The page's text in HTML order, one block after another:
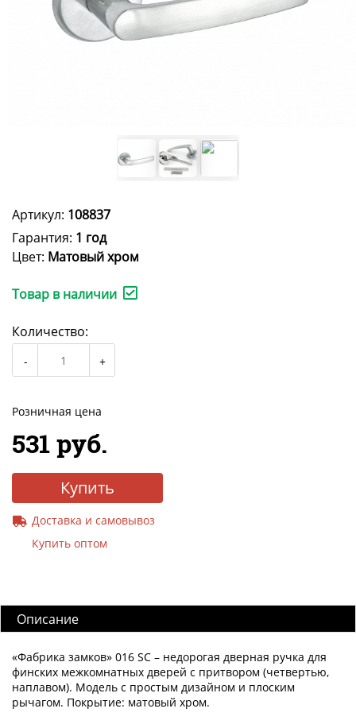
Артикул: 108837
Гарантия: 1 год
Цвет: Матовый хром
Товар в наличии
Количество:
Розничная цена
531 руб.
Купить
Доставка и самовывоз
Купить оптом
Описание
«Фабрика замков» 016 SC – недорогая дверная ручка для
финских межкомнатных дверей с притвором (четвертью,
наплавом). Модель с простым дизайном и плоским
рычагом. Покрытие: матовый хром.